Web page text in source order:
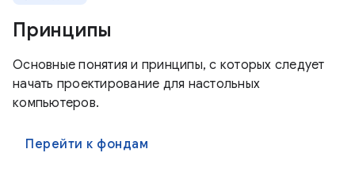
Принципы
Основные понятия и принципы, с которых следует
начать проектирование для настольных
компьютеров.
Перейти к фондам